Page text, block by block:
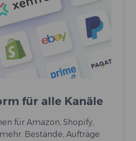
für alle Kanäle
für Amazon, Shopify,
Bestände, Aufträge